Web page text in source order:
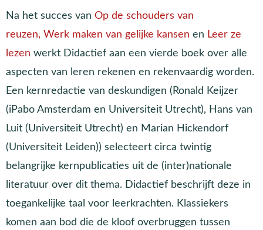
Na het succes van Op de schouders van
reuzen, Werk maken van gelijke kansen en Leer ze
lezen werkt Didactief aan een vierde boek over alle
aspecten van leren rekenen en rekenvaardig worden.
Een kernredactie van deskundigen (Ronald Keijzer
(iPabo Amsterdam en Universiteit Utrecht), Hans van
Luit (Universiteit Utrecht) en Marian Hickendorf
(Universiteit Leiden)) selecteert circa twintig
belangrijke kernpublicaties uit de (inter)nationale
literatuur over dit thema. Didactief beschrijft deze in
toegankelijke taal voor leerkrachten. Klassiekers
komen aan bod die de kloof overbruggen tussen